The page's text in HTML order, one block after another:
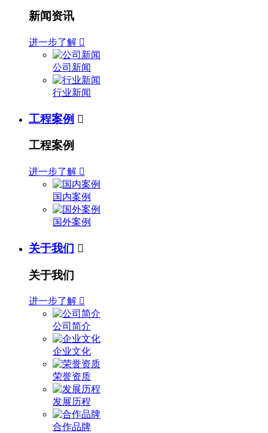
新闻资讯
进一步了解 
公司新闻
行业新闻
工程案例 
工程案例
进一步了解 
国内案例
国外案例
关于我们 
关于我们
进一步了解 
公司简介
企业文化
荣誉资质
发展历程
合作品牌